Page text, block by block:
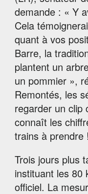
demande : « Y
Cela
quant à vos
Barre, la
plantent un
un pommier »,
Remontés, les
regarder un clip
connaît les
trains à prendre
Trois jours plus
instituant les 80
officiel. La